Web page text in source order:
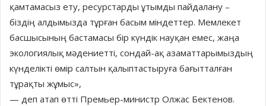
қамтамасыз ету, ресурстарды ұтымды пайдалану –
біздің алдымызда тұрған басым міндеттер. Мемлекет
басшысының бастамасы бір күндік науқан емес, жаңа
экологиялық мәдениетті, сондай-ақ азаматтарымыздың
күнделікті өмір салтын қалыптастыруға бағытталған
тұрақты жұмыс»,
— деп атап өтті Премьер-министр Олжас Бектенов.